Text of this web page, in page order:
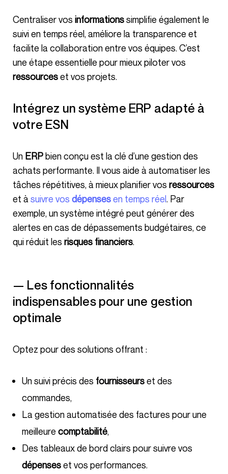
Centraliser vos informationssimplifie également le
suivi en temps réel, améliore la transparence et
facilite la collaboration entre vos équipes. C’est
une étape essentielle pour mieux piloter vos
ressourceset vos projets.
Intégrez un système ERP adapté à
votre ESN
Un ERPbien conçu est la clé d’une gestion des
achats performante. Il vous aide à automatiser les
tâches répétitives, à mieux planifier vos ressources
et à suivre vos dépensesen temps réel. Par
exemple, un système intégré peut générer des
alertes en cas de dépassements budgétaires, ce
qui réduit les risques financiers.
— Les fonctionnalités
indispensables pour une gestion
optimale
Optez pour des solutions offrant :
Un suivi précis des fournisseurset des
commandes,
La gestion automatisée des factures pour une
meilleure comptabilité,
Des tableaux de bord clairs pour suivre vos
dépenseset vos performances.